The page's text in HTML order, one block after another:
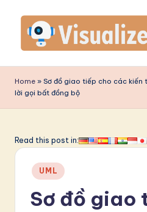
content
is
u
li
A
Home » Sơ đồ giao tiếp cho các kiến
lời gọi bất đồng bộ
Read this post in:
Posted
in
UML
Sơ đồ giao